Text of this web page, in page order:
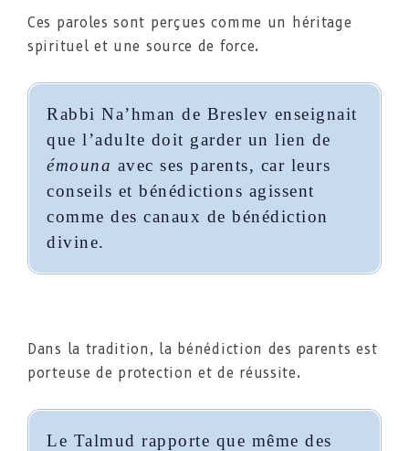
Ces paroles sont perçues comme un héritage
spirituel et une source de force.
Rabbi Na’hman de Breslev enseignait
que l’adulte doit garder un lien de
émouna avec ses parents, car leurs
conseils et bénédictions agissent
comme des canaux de bénédiction
divine.
Dans la tradition, la bénédiction des parents est
porteuse de protection et de réussite.
Le Talmud rapporte que même des